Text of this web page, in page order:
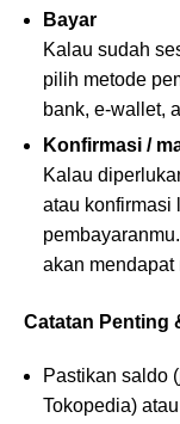
Bayar
Kalau sudah
pilih metode
bank, e-wallet,
Konfirmasi /
Kalau
atau konfirmasi
akan mendapat
Catatan Penting
Pastikan saldo
Tokopedia)